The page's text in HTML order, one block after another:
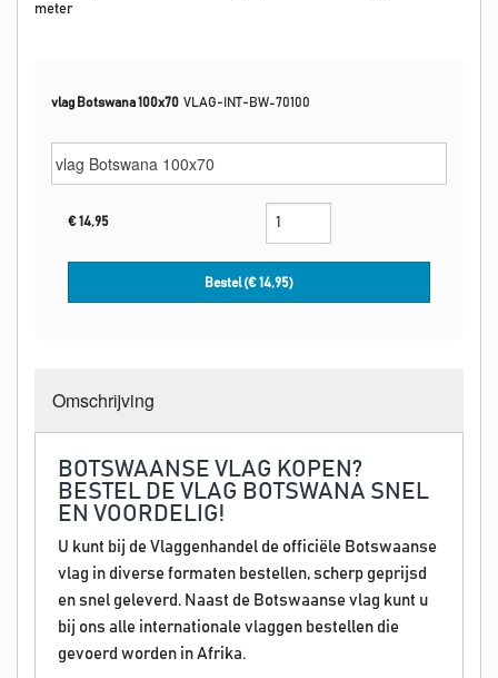
meter
vlag Botswana 100x70 VLAG-INT-BW-70100
€14,95
Bestel (€14,95)
Omschrijving
BOTSWAANSE VLAG KOPEN?
BESTEL DE VLAG BOTSWANA SNEL
EN VOORDELIG!
U kunt bij de Vlaggenhandel de officiële Botswaanse
vlag in diverse formaten bestellen, scherp geprijsd
en snel geleverd. Naast de Botswaanse vlag kunt u
bij ons alle internationale vlaggen bestellen die
gevoerd worden in Afrika.